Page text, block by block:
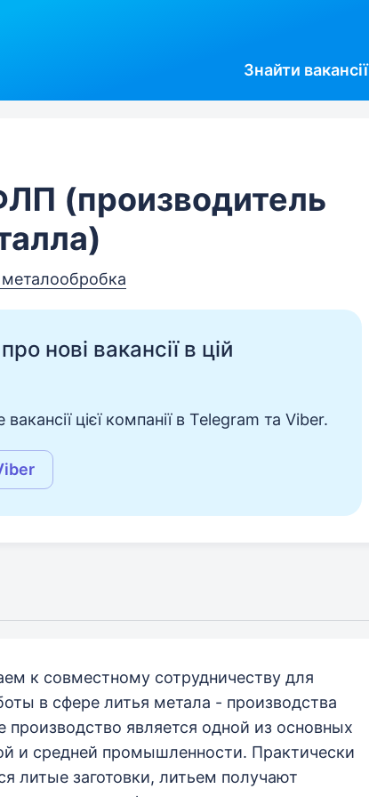
Знайти вакансії
(производитель
металообробка
нові вакансії в цій
цієї компанії в Telegram та Viber.
к совместному сотрудничеству для
в сфере литья метала - производства
производство является одной из основных
и средней промышленности. Практически
литые заготовки, литьем получают